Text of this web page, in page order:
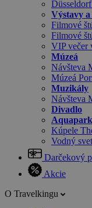
Výstavy a
Filmové
Filmové
VIP večer
Múzeá
Návšteva
Múzeá
Muzikály
Návšteva
Divadlo
Kúpele
Vodný
Darčekový
Akcie
O Travelkingu